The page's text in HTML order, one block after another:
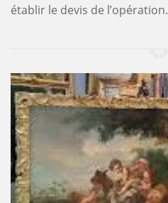
établir le devis de l’opération.